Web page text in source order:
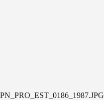
PN_PRO_EST_0186_1987.JPG